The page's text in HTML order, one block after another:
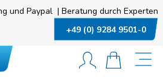
und Paypal | Beratung durch Experten
+49 (0) 9284 9501-0